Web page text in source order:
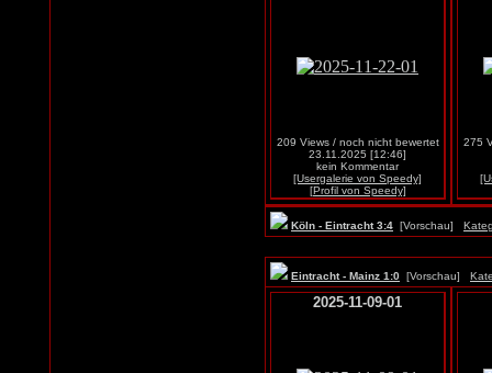
209 Views / noch nicht bewertet
23.11.2025 [12:46]
kein Kommentar
[Usergalerie von Speedy]
[Profil von Speedy]
275
Köln - Eintracht 3:4 [Vorschau]
Eintracht - Mainz 1:0 [Vorschau]
2025-11-09-01